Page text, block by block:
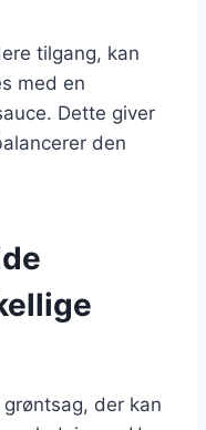
tilgang, kan
med en
Dette giver
den
der kan